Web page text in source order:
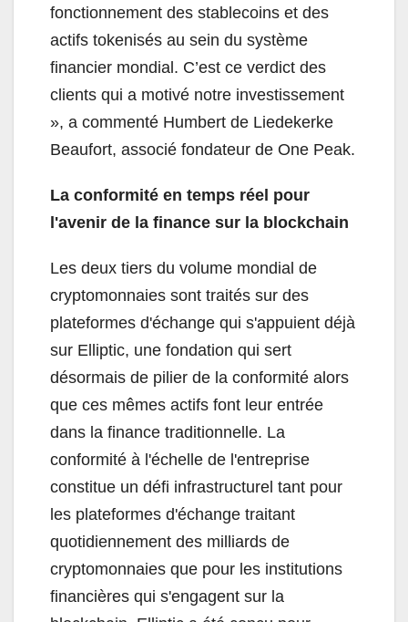
fonctionnement des stablecoins et des
actifs tokenisés au sein du système
financier mondial. C’est ce verdict des
clients qui a motivé notre investissement
», a commenté Humbert de Liedekerke
Beaufort, associé fondateur de One Peak.
La conformité en temps réel pour
l'avenir de la finance sur la blockchain
Les deux tiers du volume mondial de
cryptomonnaies sont traités sur des
plateformes d'échange qui s'appuient déjà
sur Elliptic, une fondation qui sert
désormais de pilier de la conformité alors
que ces mêmes actifs font leur entrée
dans la finance traditionnelle. La
conformité à l'échelle de l'entreprise
constitue un défi infrastructurel tant pour
les plateformes d'échange traitant
quotidiennement des milliards de
cryptomonnaies que pour les institutions
financières qui s'engagent sur la